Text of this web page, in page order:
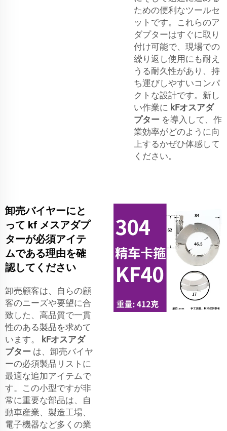
ための便利なツールセ
ットです。これらのア
ダプターはすぐに取り
付け可能で、現場での
繰り返し使用にも耐え
うる耐久性があり、持
ち運びしやすいコンパ
クトな設計です。新し
い作業に kFオスアダ
プター を導入して、作
業効率がどのように向
上するかぜひ体感して
ください。
卸売バイヤーにと
って kf メスアダプ
ターが必須アイテ
ムである理由を確
認してください
卸売顧客は、自らの顧
客のニーズや要望に合
致した、高品質で一貫
性のある製品を求めて
います。 kFオスアダ
プター は、卸売バイヤ
ーの必須製品リストに
最適な追加アイテムで
す。この小型ですが非
常に重要な部品は、自
動車産業、製造工場、
電子機器など多くの業